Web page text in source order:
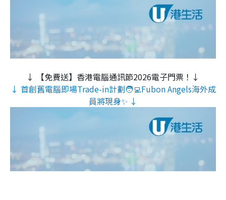
↓ 【免費送】香港電腦通訊節2026電子門票！↓
↓ 首創舊電腦即場Trade-in計劃🧑‍💻Fubon Angels海外成
員將現身✨ ↓